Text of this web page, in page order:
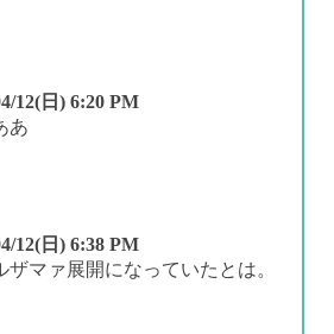
12(日) 6:20 PM
あ
12(日) 6:38 PM
ザマァ展開になっていたとは。